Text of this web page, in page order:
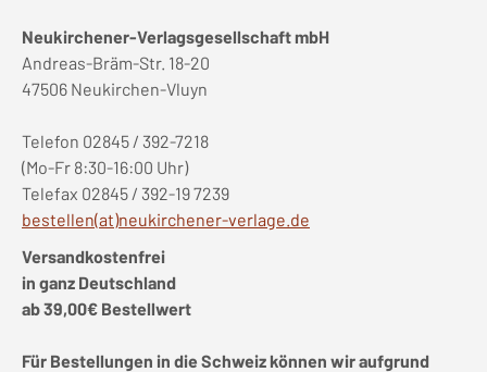
Neukirchener-Verlagsgesellschaft mbH
Andreas-Bräm-Str. 18-20
47506 Neukirchen-Vluyn
Telefon 02845 / 392-7218
(Mo-Fr 8:30-16:00 Uhr)
Telefax 02845 / 392-19 7239
bestellen(at)neukirchener-verlage.de
Versandkostenfrei
in ganz Deutschland
ab 39,00€ Bestellwert
Für Bestellungen in die Schweiz können wir aufgrund